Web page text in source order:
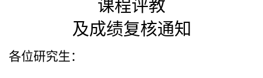
课程评教
及成绩复核通知
各位研究生：